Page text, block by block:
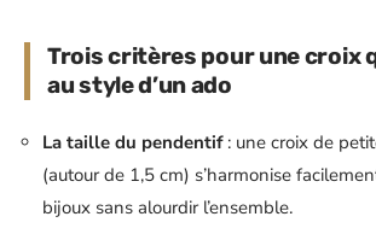
Trois critères pour une croix
au style d’un ado
La taille du pendentif: une croix de
(autour de 1,5 cm) s’harmonise
bijoux sans alourdir l’ensemble.